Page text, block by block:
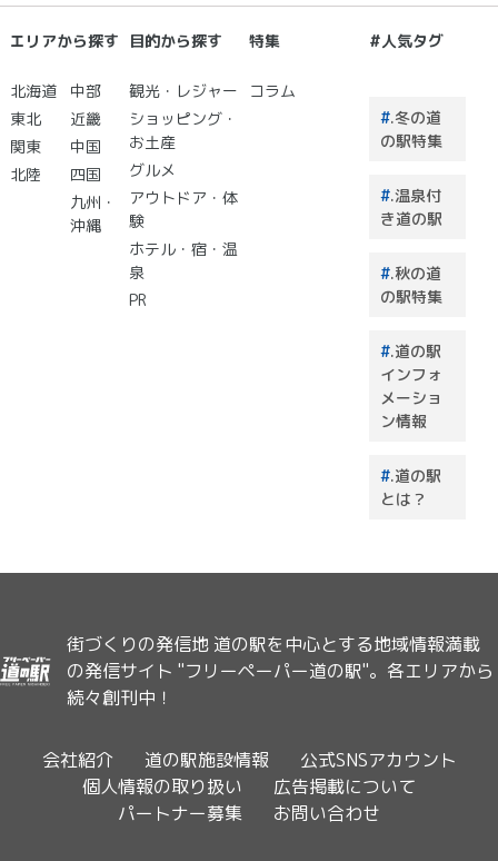
お土
産」が
道の駅
２０
選 道
の駅で
買うも
のはこ
れで決
まり！
エリアから探す
北海道
東北
関東
北陸
中部
近畿
中国
四国
九州・
沖縄
目的から探す
観光・レジャー
ショッピング・
お土産
グルメ
アウトドア・体
験
ホテル・宿・温
泉
PR
特集
コラム
#人気タグ
.冬の道
の駅特集
.温泉付
き道の駅
.秋の道
の駅特集
.道の駅
インフォ
メーショ
ン情報
.道の駅
とは？
街づくりの発信地 道の駅を中心とする地域情報満載
の発信サイト "フリーペーパー道の駅"。各エリアから
続々創刊中！
会社紹介 道の駅施設情報
公式SNSアカウント
個人情報の取り扱い
広告掲載について
パートナー募集
お問い合わせ